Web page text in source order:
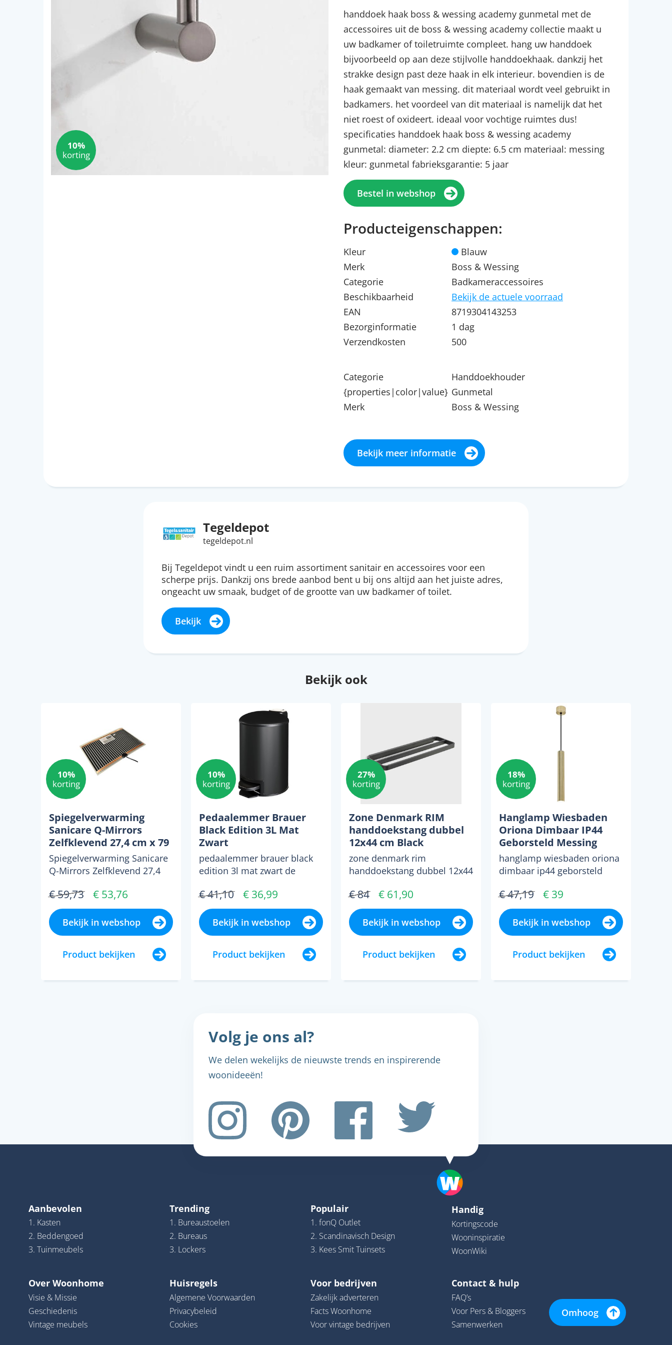
Menu sluiten
Menu sluiten
Menu sluiten
Menu sluiten
Menu sluiten
10%
korting
handdoek haak boss & wessing academy gunmetal met de
accessoires uit de boss & wessing academy collectie maakt u
uw badkamer of toiletruimte compleet. hang uw handdoek
bijvoorbeeld op aan deze stijlvolle handdoekhaak. dankzij het
strakke design past deze haak in elk interieur. bovendien is de
haak gemaakt van messing. dit materiaal wordt veel gebruikt in
badkamers. het voordeel van dit materiaal is namelijk dat het
niet roest of oxideert. ideaal voor vochtige ruimtes dus!
specificaties handdoek haak boss & wessing academy
gunmetal: diameter: 2.2 cm diepte: 6.5 cm materiaal: messing
kleur: gunmetal fabrieksgarantie: 5 jaar
Bestel in webshop
Producteigenschappen:
Kleur
Blauw
Merk
Boss & Wessing
Categorie
Badkameraccessoires
Beschikbaarheid
Bekijk de actuele voorraad
EAN
8719304143253
Bezorginformatie
1 dag
Verzendkosten
500
Categorie
Handdoekhouder
{properties|color|value} Gunmetal
Merk
Boss & Wessing
Bekijk meer informatie
Tegeldepot
tegeldepot.nl
Bij Tegeldepot vindt u een ruim assortiment sanitair en accessoires voor een
scherpe prijs. Dankzij ons brede aanbod bent u bij ons altijd aan het juiste adres,
ongeacht uw smaak, budget of de grootte van uw badkamer of toilet.
Bekijk
Bekijk ook
10%
korting
Spiegelverwarming
Sanicare Q-Mirrors
Zelfklevend 27,4 cm x 79
cm
Spiegelverwarming Sanicare
Q-Mirrors Zelfklevend 27,4
kan er condens onts...
€ 59,73 € 53,76
Bekijk in webshop
Product bekijken
10%
korting
Pedaalemmer Brauer
Black Edition 3L Mat
Zwart
pedaalemmer brauer black
edition 3l mat zwart de
heeft een mat zwarte kleur....
€ 41,10 € 36,99
Bekijk in webshop
Product bekijken
27%
korting
Zone Denmark RIM
handdoekstang dubbel
12x44 cm Black
zone denmark rim
handdoekstang dubbel 12x44
€ 84 € 61,90
Bekijk in webshop
Product bekijken
18%
korting
Hanglamp Wiesbaden
Oriona Dimbaar IP44
Geborsteld Messing
hanglamp wiesbaden oriona
dimbaar ip44 geborsteld
een moderne en luxe uits...
€ 47,19 € 39
Bekijk in webshop
Product bekijken
Volg je ons al?
We delen wekelijks de nieuwste trends en inspirerende
woonideeën!
Aanbevolen
1. Kasten
2. Beddengoed
3. Tuinmeubels
Trending
1. Bureaustoelen
2. Bureaus
3. Lockers
Populair
1. fonQ Outlet
2. Scandinavisch Design
3. Kees Smit Tuinsets
Handig
Kortingscode
Wooninspiratie
WoonWiki
Over Woonhome
Visie & Missie
Geschiedenis
Vintage meubels
Huisregels
Algemene Voorwaarden
Privacybeleid
Cookies
Voor bedrijven
Zakelijk adverteren
Facts Woonhome
Voor vintage bedrijven
Contact & hulp
FAQ’s
Voor Pers & Bloggers
Samenwerken
Omhoog